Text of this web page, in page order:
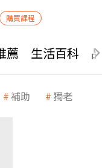
購買課程
薦 生活百科
補助 獨老